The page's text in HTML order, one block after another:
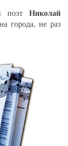
поэт Николай
города, не раз